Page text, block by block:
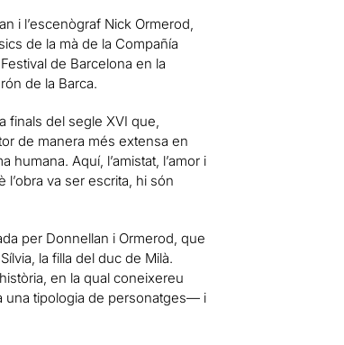
i l’escenògraf Nick Ormerod,
de la mà de la Compañía
de Barcelona en la
de la Barca.
finals del segle XVI que,
de manera més extensa en
Aquí, l’amistat, l’amor i
va ser escrita, hi són
per Donnellan i Ormerod, que
la filla del duc de Milà.
en la qual coneixereu
una tipologia de personatges— i